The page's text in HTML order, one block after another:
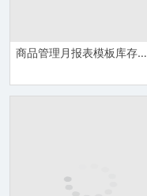
商品管理月报表模板库存管理Excel模板